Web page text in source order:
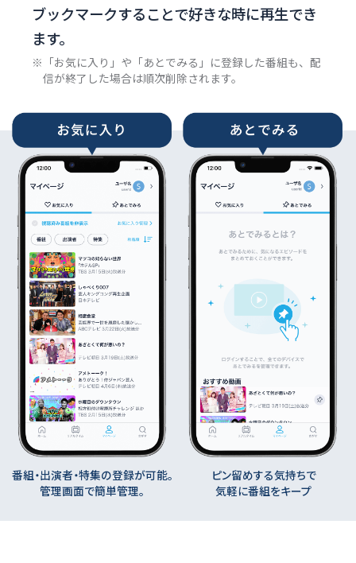
ブックマークすることで好きな時に再生でき
ます。
※「お気に入り」や「あとでみる」に登録した番組も、配
信が終了した場合は順次削除されます。
番組・出演者・特集の登録が可能。
管理画面で簡単管理。
ピン留めする気持ちで
気軽に番組をキープ